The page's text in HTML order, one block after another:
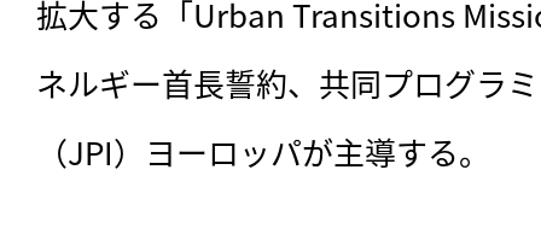
拡大する「Urban Transitions
ネルギー首長誓約、共同プログラ
（JPI）ヨーロッパが主導する。